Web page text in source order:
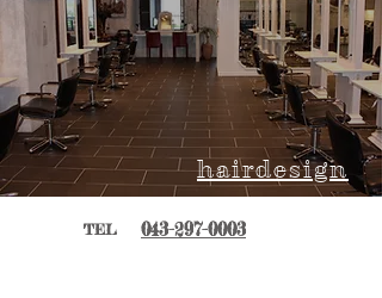
​hairdesign
TEL ​043-297-0003